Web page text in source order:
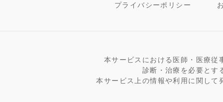
プライバシーポリシー
本サービスにおける医師・医療従
診断・治療を必要とす
本サービス上の情報や利用に関し